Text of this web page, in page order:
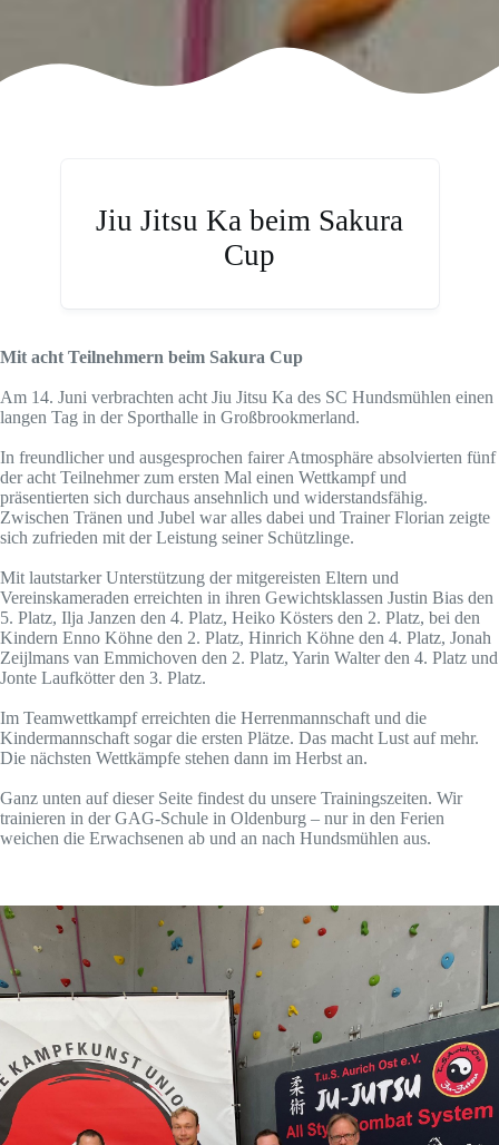
Jiu Jitsu Ka beim Sakura
Cup
Mit acht Teilnehmern beim Sakura Cup
Am 14. Juni verbrachten acht Jiu Jitsu Ka des SC Hundsmühlen einen
langen Tag in der Sporthalle in Großbrookmerland.
In freundlicher und ausgesprochen fairer Atmosphäre absolvierten fünf
der acht Teilnehmer zum ersten Mal einen Wettkampf und
präsentierten sich durchaus ansehnlich und widerstandsfähig.
Zwischen Tränen und Jubel war alles dabei und Trainer Florian zeigte
sich zufrieden mit der Leistung seiner Schützlinge.
Mit lautstarker Unterstützung der mitgereisten Eltern und
Vereinskameraden erreichten in ihren Gewichtsklassen Justin Bias den
5. Platz, Ilja Janzen den 4. Platz, Heiko Kösters den 2. Platz, bei den
Kindern Enno Köhne den 2. Platz, Hinrich Köhne den 4. Platz, Jonah
Zeijlmans van Emmichoven den 2. Platz, Yarin Walter den 4. Platz und
Jonte Laufkötter den 3. Platz.
Im Teamwettkampf erreichten die Herrenmannschaft und die
Kindermannschaft sogar die ersten Plätze. Das macht Lust auf mehr.
Die nächsten Wettkämpfe stehen dann im Herbst an.
Ganz unten auf dieser Seite findest du unsere Trainingszeiten. Wir
trainieren in der GAG-Schule in Oldenburg – nur in den Ferien
weichen die Erwachsenen ab und an nach Hundsmühlen aus.